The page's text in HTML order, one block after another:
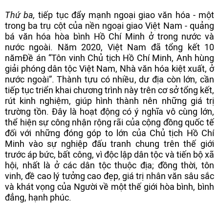
Thứ ba, tiếp tục đẩy mạnh ngoại giao văn hóa - một
trong ba trụ cột của nền ngoại giao Việt Nam - quảng
bá văn hóa hòa bình Hồ Chí Minh ở trong nước và
nước ngoài. Năm 2020, Việt Nam đã tổng kết 10
nămĐề án “Tôn vinh Chủ tịch Hồ Chí Minh, Anh hùng
giải phóng dân tộc Việt Nam, Nhà văn hóa kiệt xuất, ở
nước ngoài”. Thành tựu có nhiều, dư địa còn lớn, cần
tiếp tục triển khai chương trình này trên cơ sở tổng kết,
rút kinh nghiệm, giúp hình thành nên những giá trị
trường tồn. Đây là hoạt động có ý nghĩa vô cùng lớn,
thể hiện sự công nhận rộng rãi của cộng đồng quốc tế
đối với những đóng góp to lớn của Chủ tịch Hồ Chí
Minh vào sự nghiệp đấu tranh chung trên thế giới
trước áp bức, bất công, vì độc lập dân tộc và tiến bộ xã
hội, nhất là ở các dân tộc thuộc địa; đồng thời, tôn
vinh, đề cao lý tưởng cao đẹp, giá trị nhân văn sâu sắc
và khát vọng của Người về một thế giới hòa bình, bình
đẳng, hạnh phúc.